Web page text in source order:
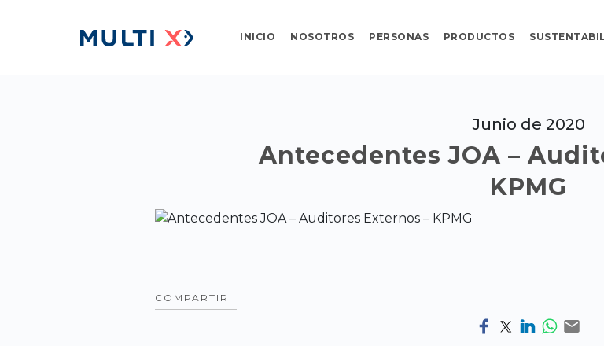
INICIO NOSOTROS PERSONAS PRODUCTOS
Junio de 2020
Antecedentes JOA –
KPMG
COMPARTIR